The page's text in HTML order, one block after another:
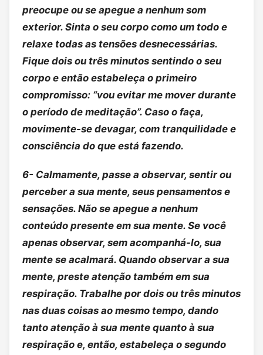
preocupe ou se apegue a nenhum som
exterior. Sinta o seu corpo como um todo e
relaxe todas as tensões desnecessárias.
Fique dois ou três minutos sentindo o seu
corpo e então estabeleça o primeiro
compromisso: “vou evitar me mover durante
o período de meditação”. Caso o faça,
movimente-se devagar, com tranquilidade e
consciência do que está fazendo.
6- Calmamente, passe a observar, sentir ou
perceber a sua mente, seus pensamentos e
sensações. Não se apegue a nenhum
conteúdo presente em sua mente. Se você
apenas observar, sem acompanhá-lo, sua
mente se acalmará. Quando observar a sua
mente, preste atenção também em sua
respiração. Trabalhe por dois ou três minutos
nas duas coisas ao mesmo tempo, dando
tanto atenção à sua mente quanto à sua
respiração e, então, estabeleça o segundo